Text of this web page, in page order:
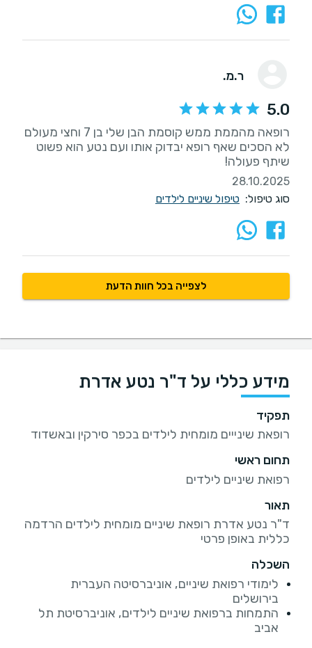
ר.מ.
5.0
רופאה מהממת ממש קוסמת הבן שלי בן 7 וחצי מעולם
לא הסכים שאף רופא יבדוק אותו ועם נטע הוא פשוט
שיתף פעולה!
28.10.2025
סוג טיפול: טיפול שיניים לילדים
לצפייה בכל חוות הדעת
מידע כללי על ד"ר נטע אדרת
תפקיד
רופאת שינייים מומחית לילדים בכפר סירקין ובאשדוד
תחום ראשי
רפואת שיניים לילדים
תאור
ד"ר נטע אדרת רופאת שיניים מומחית לילדים הרדמה
כללית באופן פרטי
השכלה
לימודי רפואת שיניים, אוניברסיטה העברית
בירושלים
התמחות ברפואת שיניים לילדים, אוניברסיטת תל
אביב